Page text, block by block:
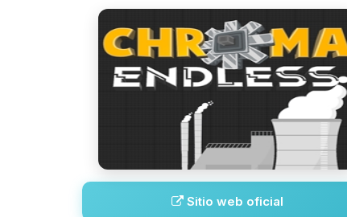
Sitio web oficial